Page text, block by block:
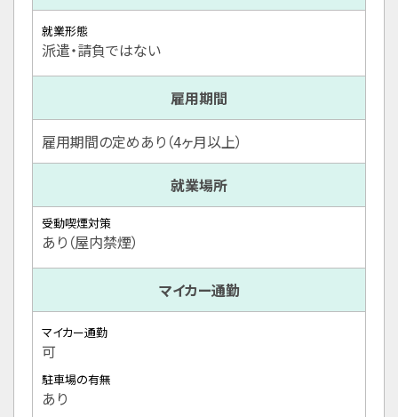
就業形態
派遣・請負ではない
雇用期間
雇用期間の定めあり（4ヶ月以上）
就業場所
受動喫煙対策
あり（屋内禁煙）
マイカー通勤
マイカー通勤
可
駐車場の有無
あり